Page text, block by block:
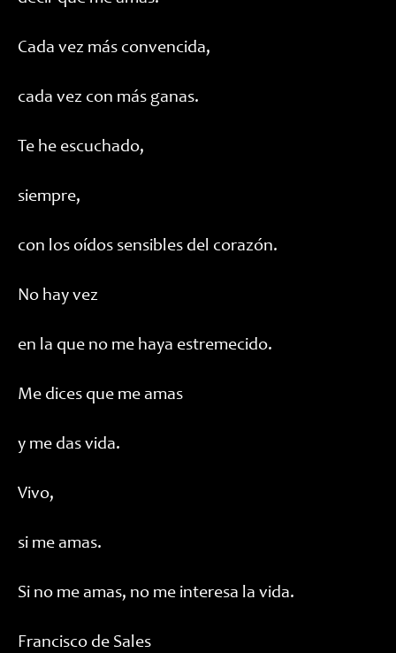
Cada vez más convencida,
cada vez con más ganas.
Te he escuchado,
siempre,
con los oídos sensibles del corazón.
No hay vez
en la que no me haya estremecido.
Me dices que me amas
y me das vida.
Vivo,
si me amas.
Si no me amas, no me interesa la vida.
Francisco de Sales